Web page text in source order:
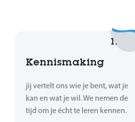
1.
Kennismaking
jij vertelt ons wie je bent, wat je
kan en wat je wil. We nemen de
tijd om je écht te leren kennen.